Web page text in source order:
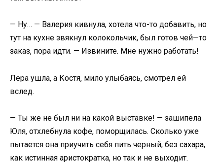
— Ну… — Валерия кивнула, хотела что-то добавить, но
тут на кухне звякнул колокольчик, был готов чей—то
заказ, пора идти. — Извините. Мне нужно работать!
Лера ушла, а Костя, мило улыбаясь, смотрел ей
вслед.
— Ты же не был ни на какой выставке! — зашипела
Юля, отхлебнула кофе, поморщилась. Сколько уже
пытается она приучить себя пить черный, без сахара,
как истинная аристократка, но так и не выходит.